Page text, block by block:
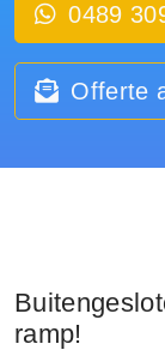
0489
Offerte
ramp!